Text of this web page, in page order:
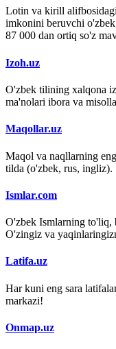
Lotin va kirill
imkonini beruvchi
87 000 dan ortiq so'z
Izoh.uz
O'zbek tilining xalqona
ma'nolari ibora va
Maqollar.uz
Maqol va naqllarning
tilda (o'zbek, rus, ingliz).
Ismlar.com
O'zbek Ismlarning to'liq,
O'zingiz va
Latifa.uz
Har kuni eng sara
markazi!
Onmap.uz